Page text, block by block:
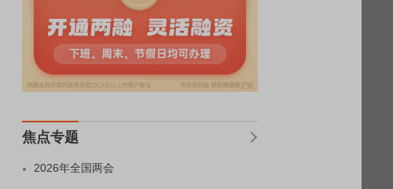
焦点专题
2026年全国两会